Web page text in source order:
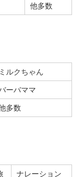
他多数
ミルクちゃん
ーバママ
多数
ナレーション